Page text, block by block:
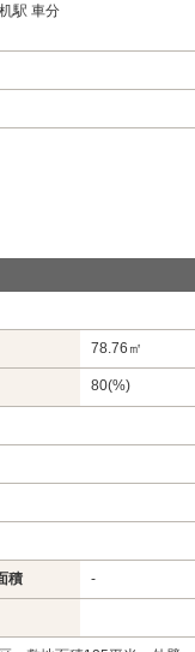
駅 車分
78.76㎡
80(%)
積 -